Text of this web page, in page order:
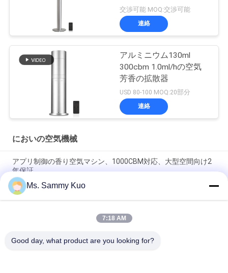
交渉可能 MOQ:交渉可能
連絡
アルミニウム130ml
300cbm 1.0ml/hの空気
芳香の拡散器
USD 80-100 MOQ:20部分
連絡
においの空気機械
アプリ制御の香り空気マシン、1000CBM対応、大型空間向け2
年保証
500CBMカバーと耐久性のある金属シェルで商用用途のための
アプリ制御臭味気機
WIFI 4G APP Control 150ml Capacity Silent Operation Scent Air
Ms. Sammy Kuo
7:18 AM
Good day, what product are you looking for?